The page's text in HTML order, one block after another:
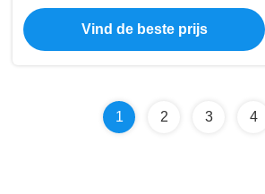
Vind de beste prijs
1 2 3 4